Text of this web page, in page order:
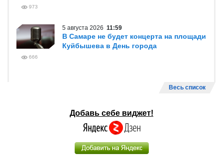
973
5 августа 2026 11:59
В Самаре не будет концерта на площади
Куйбышева в День города
666
Весь список
Добавь себе виджет!